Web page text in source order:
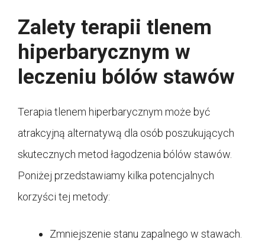
Zalety terapii tlenem
hiperbarycznym w
leczeniu bólów stawów
Terapia tlenem hiperbarycznym może być
atrakcyjną alternatywą dla osób poszukujących
skutecznych metod łagodzenia bólów stawów.
Poniżej przedstawiamy kilka potencjalnych
korzyści tej metody:
Zmniejszenie stanu zapalnego w stawach.